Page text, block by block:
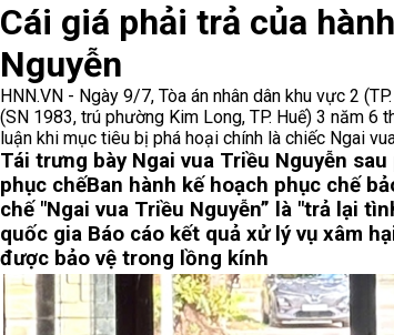
Cái giá phải trả của
Nguyễn
HNN.VN - Ngày 9/7, Tòa án nhân dân khu vực 2
(SN 1983, trú phường Kim Long, TP. Huế) 3 năm
luận khi mục tiêu bị phá hoại chính là chiếc Ngai
Tái trưng bày Ngai vua Triều Nguyễn
phục chếBan hành kế hoạch phục chế
chế "Ngai vua Triều Nguyễn” là "trả lại
quốc gia Báo cáo kết quả xử lý vụ xâm
được bảo vệ trong lồng kính